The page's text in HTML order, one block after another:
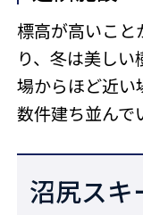
標高が高いこ
り、冬は美し
場からほど近い
数件建ち並んで
沼尻スキ